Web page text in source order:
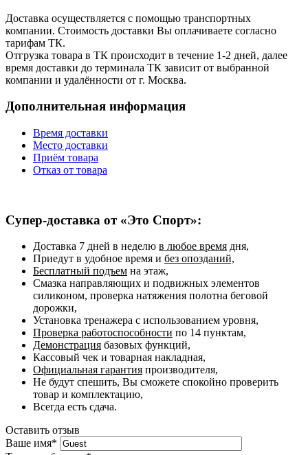
Доставка осуществляется с помощью транспортных
компании. Стоимость доставки Вы оплачиваете согласно
тарифам ТК.
Отгрузка товара в ТК происходит в течение 1-2 дней, далее
время доставки до терминала ТК зависит от выбранной
компании и удалённости от г. Москва.
Дополнительная информация
Время доставки
Место доставки
Приём товара
Отказ от товара
Супер-доставка от «Это Спорт»:
Доставка 7 дней в неделю в любое время дня,
Приедут в удобное время и без опозданий,
Бесплатный подъем на этаж,
Смазка направляющих и подвижных элементов
силиконом, проверка натяжения полотна беговой
дорожки,
Установка тренажера с использованием уровня,
Проверка работоспособности по 14 пунктам,
Демонстрация базовых функций,
Кассовый чек и товарная накладная,
Официальная гарантия производителя,
Не будут спешить, Вы сможете спокойно проверить
товар и комплектацию,
Всегда есть сдача.
Оставить отзыв
Ваше имя*